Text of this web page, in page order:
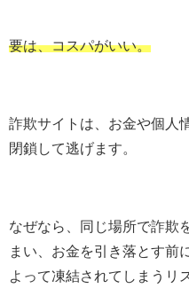
要は、コスパがいい。
詐欺サイトは、お金や個人
閉鎖して逃げます。
なぜなら、同じ場所で詐欺
まい、お金を引き落とす前
よって凍結されてしまうリ